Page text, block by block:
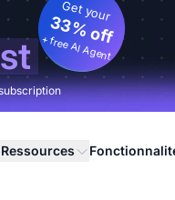
Get your
33% off
+ free AI Agent
Ressources